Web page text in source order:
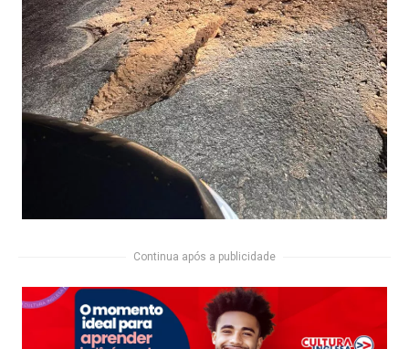
Continua após a publicidade